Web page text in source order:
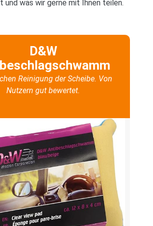
und was wir gerne mit Ihnen teilen.
D&W
Reinigung der Scheibe. Von
Nutzern gut bewertet.